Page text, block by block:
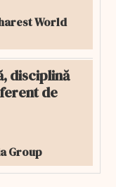
World
disciplină
de
Group